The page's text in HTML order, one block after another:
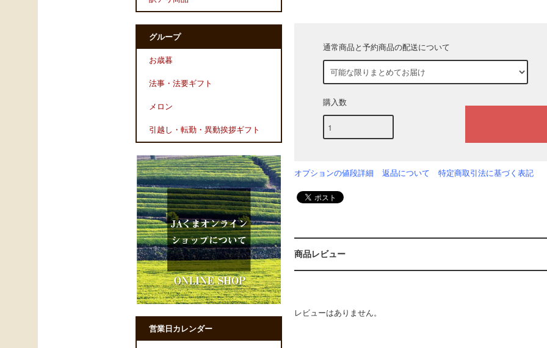
通常商品と予約商品の配送について
購入数
オプションの値段詳細 返品について 特定商取引法に基づく表記
商品レビュー
レビューはありません。
グループ
お歳暮
法事・法要ギフト
メロン
引越し・転勤・異動挨拶ギフト
営業日カレンダー